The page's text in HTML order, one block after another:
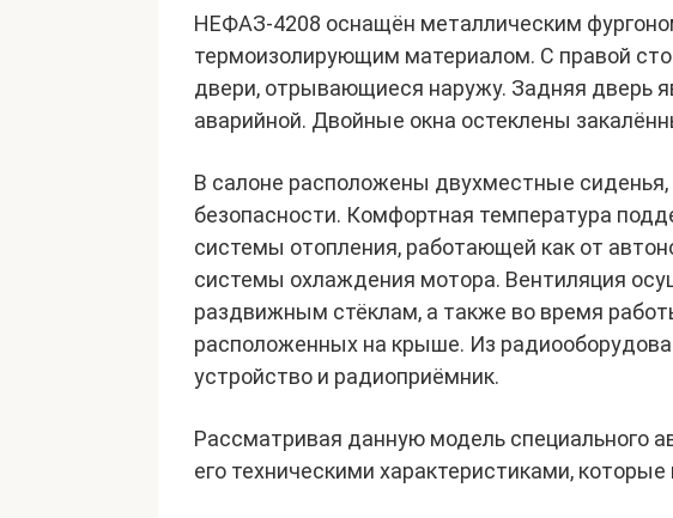
НЕФАЗ-4208 оснащён металлическим
термоизолирующим материалом. С правой
двери, отрывающиеся наружу. Задняя дверь
аварийной. Двойные окна остеклены
В салоне расположены двухместные
безопасности. Комфортная температура
системы отопления, работающей как от
системы охлаждения мотора. Вентиляция
раздвижным стёклам, а также во время
расположенных на крыше. Из
устройство и радиоприёмник.
Рассматривая данную модель специального
его техническими характеристиками,